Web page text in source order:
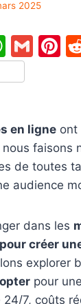
2025
W
h
at
A
p
p
G
Pi
st
en ligne ont
faisons
de toutes
audience
dans les
créer
explorer
pour
24/7, coûts